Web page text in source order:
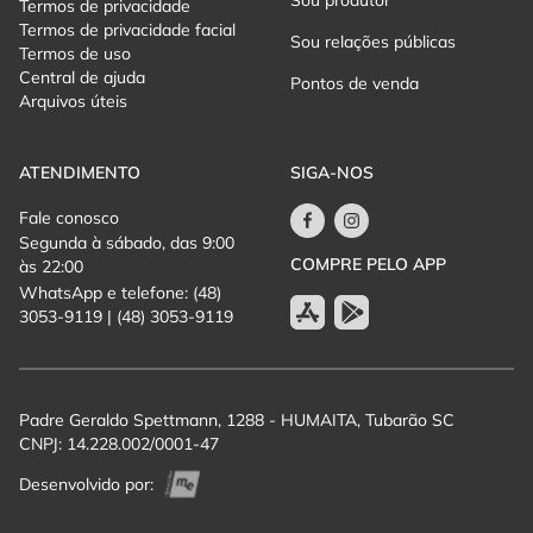
Termos de privacidade
Termos de privacidade facial
Termos de uso
Central de ajuda
Arquivos úteis
Sou relações públicas
Pontos de venda
ATENDIMENTO
Fale conosco
Segunda à sábado, das 9:00
às 22:00
WhatsApp e telefone: (48)
3053-9119 | (48) 3053-9119
SIGA-NOS
COMPRE PELO APP
Desenvolvido por:
Padre Geraldo Spettmann, 1288 - HUMAITA, Tubarão SC
CNPJ: 14.228.002/0001-47